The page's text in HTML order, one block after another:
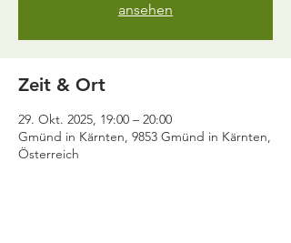
ansehen
Zeit & Ort
29. Okt. 2025, 19:00 – 20:00
Gmünd in Kärnten, 9853 Gmünd in Kärnten,
Österreich